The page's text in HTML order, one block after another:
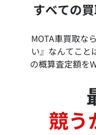
すべての
MOTA車買取な
い』なんてこと
の概算査定額を
競う